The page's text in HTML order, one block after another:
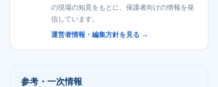
の現場の知見をもとに、保護者向けの情報を発
信しています。
運営者情報・編集方針を見る →
参考・一次情報